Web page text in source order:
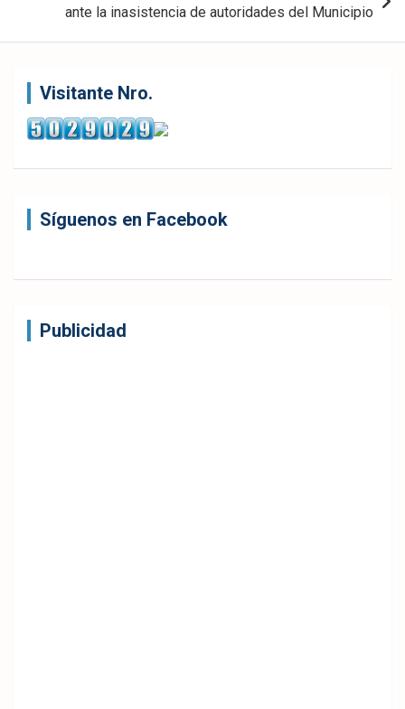
ante la inasistencia de autoridades del Municipio
Visitante Nro.
Síguenos en Facebook
Publicidad